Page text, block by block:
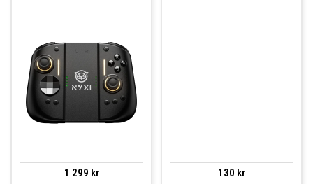
1 299 kr 130 kr